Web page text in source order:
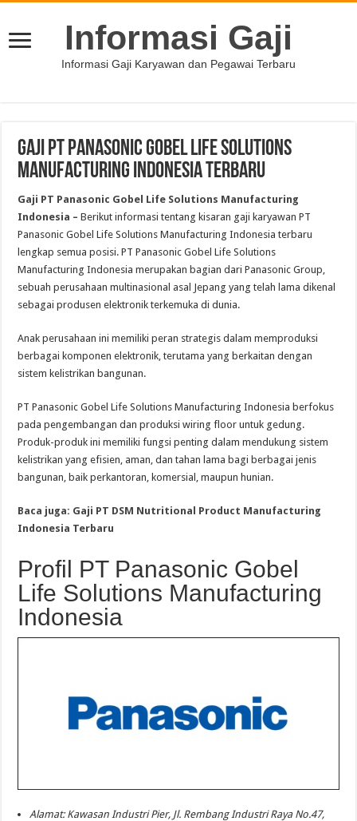
Informasi Gaji
Informasi Gaji Karyawan dan Pegawai Terbaru
Gaji PT Panasonic Gobel Life Solutions
Manufacturing Indonesia Terbaru
Gaji PT Panasonic Gobel Life Solutions Manufacturing
Indonesia – Berikut informasi tentang kisaran gaji karyawan PT
Panasonic Gobel Life Solutions Manufacturing Indonesia terbaru
lengkap semua posisi. PT Panasonic Gobel Life Solutions
Manufacturing Indonesia merupakan bagian dari Panasonic Group,
sebuah perusahaan multinasional asal Jepang yang telah lama dikenal
sebagai produsen elektronik terkemuka di dunia.
Anak perusahaan ini memiliki peran strategis dalam memproduksi
berbagai komponen elektronik, terutama yang berkaitan dengan
sistem kelistrikan bangunan.
PT Panasonic Gobel Life Solutions Manufacturing Indonesia berfokus
pada pengembangan dan produksi wiring floor untuk gedung.
Produk-produk ini memiliki fungsi penting dalam mendukung sistem
kelistrikan yang efisien, aman, dan tahan lama bagi berbagai jenis
bangunan, baik perkantoran, komersial, maupun hunian.
Baca juga: Gaji PT DSM Nutritional Product Manufacturing
Indonesia Terbaru
Profil PT Panasonic Gobel
Life Solutions Manufacturing
Indonesia
Alamat: Kawasan Industri Pier, Jl. Rembang Industri Raya No.47,